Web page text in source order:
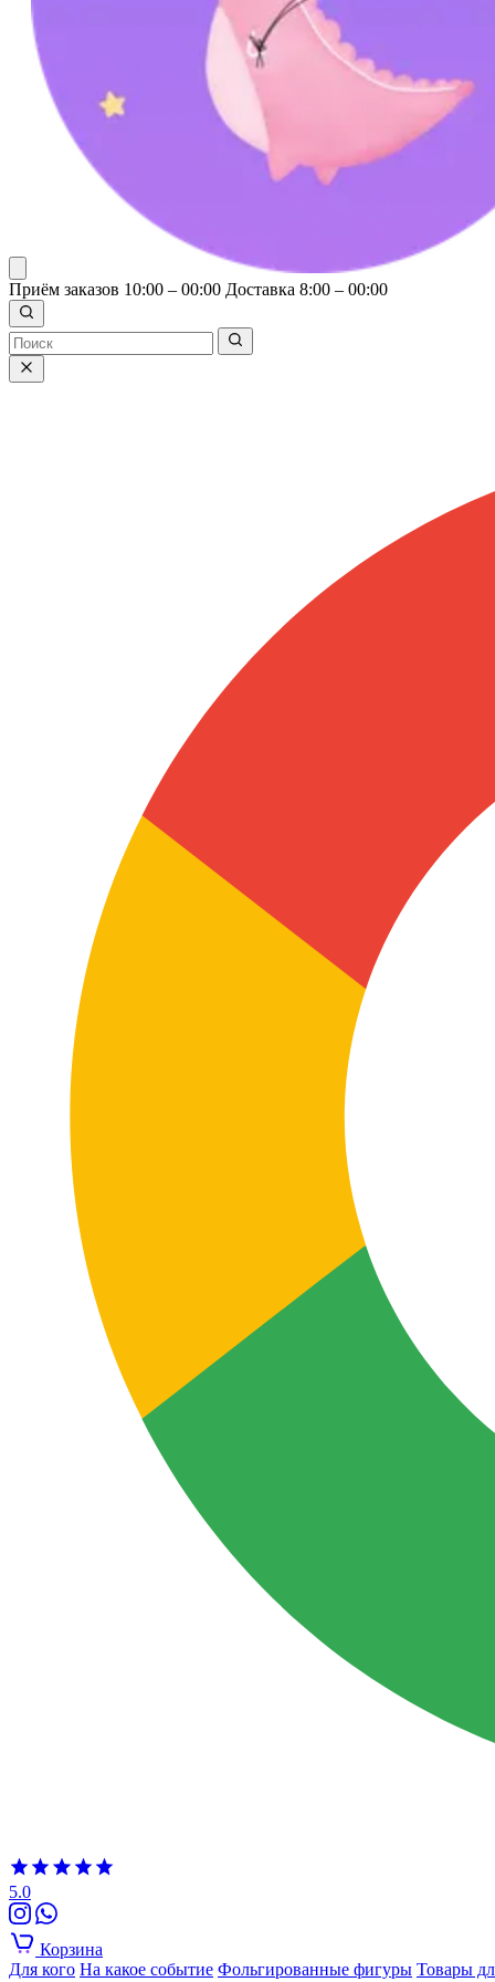
Приём заказов 10:00 – 00:00 Доставка 8:00 – 00:00
5.0
Корзина
Для кого На какое событие Фольгированные фигуры Товары